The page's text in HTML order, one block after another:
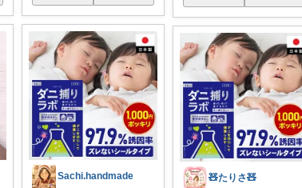
Sachi.handmade 🧸たりさ🧸